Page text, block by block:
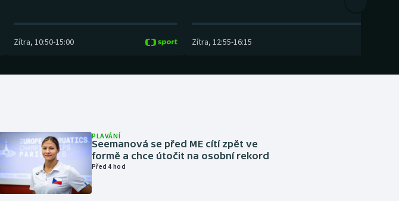
Zítra, 10:50-15:00 Zítra, 12:55-16:15
PLAVÁNÍ
Seemanová se před ME cítí zpět ve
formě a chce útočit na osobní rekord
Před 4 hod